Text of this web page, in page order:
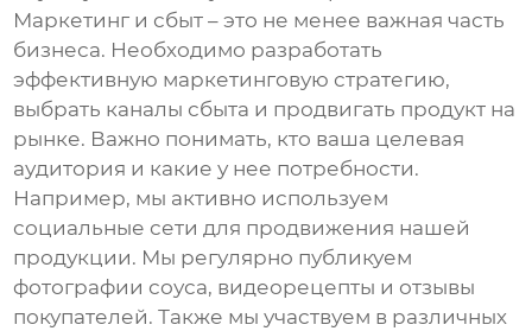
Маркетинг и сбыт – это не менее важная часть
бизнеса. Необходимо разработать
эффективную маркетинговую стратегию,
выбрать каналы сбыта и продвигать продукт на
рынке. Важно понимать, кто ваша целевая
аудитория и какие у нее потребности.
Например, мы активно используем
социальные сети для продвижения нашей
продукции. Мы регулярно публикуем
фотографии соуса, видеорецепты и отзывы
покупателей. Также мы участвуем в различных